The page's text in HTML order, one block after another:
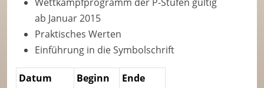
ab Januar 2015
Praktisches Werten
Einführung in die Symbolschrift
Datum Beginn
Ende